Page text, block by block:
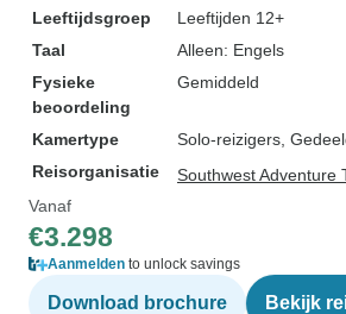
Leeftijdsgroep
Leeftijden 12+
Taal
Alleen: Engels
Fysieke
beoordeling
Gemiddeld
Kamertype
Solo-reizigers,
Reisorganisatie
Southwest Adventure
Vanaf
€3.298
Aanmelden to unlock savings
Download brochure Bekijk